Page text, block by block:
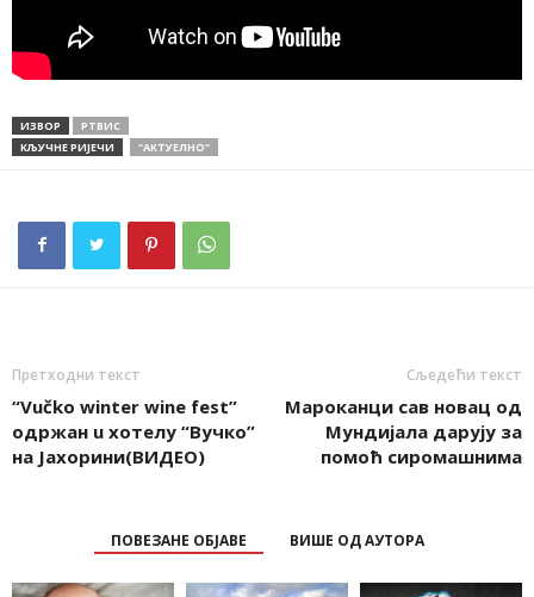
ИЗВОР
РТВИС
КЉУЧНЕ РИЈЕЧИ
"АКТУЕЛНО"
Претходни текст
“Vučko winter wine fest”
одржан u хотелу “Вучко”
на Јахорини(ВИДЕО)
Сљедећи текст
Мароканци сав новац од
Мундијала дарују за
помоћ сиромашнима
ПОВЕЗАНЕ ОБЈАВЕ ВИШЕ ОД АУТОРА